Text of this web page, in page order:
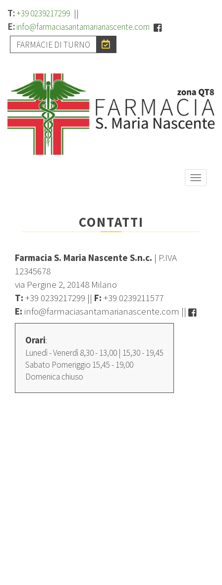
T:+39 0239217299 ||
E:info@farmaciasantamarianascente.com
FARMACIE DI TURNO
Toggle
CONTATTI
Farmacia S. Maria Nascente S.n.c. | P.IVA
12345678
via Pergine 2, 20148 Milano
T: +39 0239217299 || F: +39 0239211577
E: info@farmaciasantamarianascente.com ||
Orari:
Lunedì - Venerdì 8,30 - 13,00 | 15,30 - 19,45
Sabato Pomeriggio 15,45 - 19,00
Domenica chiuso